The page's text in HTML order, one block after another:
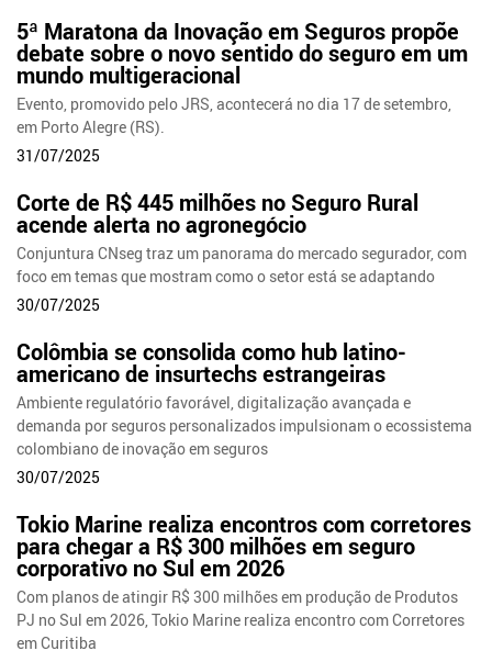
5ª Maratona da Inovação em Seguros propõe
debate sobre o novo sentido do seguro em um
mundo multigeracional
Evento, promovido pelo JRS, acontecerá no dia 17 de setembro,
em Porto Alegre (RS).
31/07/2025
Corte de R$ 445 milhões no Seguro Rural
acende alerta no agronegócio
Conjuntura CNseg traz um panorama do mercado segurador, com
foco em temas que mostram como o setor está se adaptando
30/07/2025
Colômbia se consolida como hub latino-
americano de insurtechs estrangeiras
Ambiente regulatório favorável, digitalização avançada e
demanda por seguros personalizados impulsionam o ecossistema
colombiano de inovação em seguros
30/07/2025
Tokio Marine realiza encontros com corretores
para chegar a R$ 300 milhões em seguro
corporativo no Sul em 2026
Com planos de atingir R$ 300 milhões em produção de Produtos
PJ no Sul em 2026, Tokio Marine realiza encontro com Corretores
em Curitiba